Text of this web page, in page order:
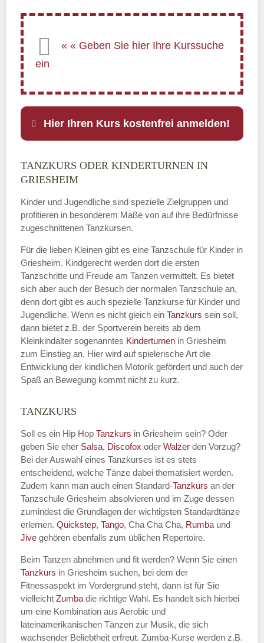
Hier Ihren Kurs kostenfrei anmelden!
E-Mail*
Name der Tanzschule
Kontakt E-Mail
Name des Tanzkurs*
Tanzart*
TANZKURS ODER KINDERTURNEN IN
GRIESHEIM
Kinder und Jugendliche sind spezielle Zielgruppen und
profitieren in besonderem Maße von auf ihre Bedürfnisse
zugeschnittenen Tanzkursen.
Für die lieben Kleinen gibt es eine Tanzschule für Kinder in
Griesheim. Kindgerecht werden dort die ersten
Tanzschritte und Freude am Tanzen vermittelt. Es bietet
sich aber auch der Besuch der normalen Tanzschule an,
denn dort gibt es auch spezielle Tanzkurse für Kinder und
Jugendliche. Wenn es nicht gleich ein Tanzkurs sein soll,
dann bietet z.B. der Sportverein bereits ab dem
Kleinkindalter sogenanntes Kinderturnen in Griesheim
zum Einstieg an. Hier wird auf spielerische Art die
Entwicklung der kindlichen Motorik gefördert und auch der
Spaß an Bewegung kommt nicht zu kurz.
TANZKURS
Soll es ein Hip Hop Tanzkurs in Griesheim sein? Oder
geben Sie eher Salsa, Discofox oder Walzer den Vorzug?
Bei der Auswahl eines Tanzkurses ist es stets
entscheidend, welche Tänze dabei thematisiert werden.
Zudem kann man auch einen Standard-Tanzkurs an der
Tanzschule Griesheim absolvieren und im Zuge dessen
zumindest die Grundlagen der wichtigsten Standardtänze
erlernen. Quickstep, Tango, Cha Cha Cha, Rumba und
Jive gehören ebenfalls zum üblichen Repertoire.
Beim Tanzen abnehmen und fit werden? Wenn Sie einen
Tanzkurs in Griesheim suchen, bei dem der
Fitnessaspekt im Vordergrund steht, dann ist für Sie
vielleicht Zumba die richtige Wahl. Es handelt sich hierbei
um eine Kombination aus Aerobic und
lateinamerikanischen Tänzen zur Musik, die sich
wachsender Beliebtheit erfreut. Zumba-Kurse werden z.B.